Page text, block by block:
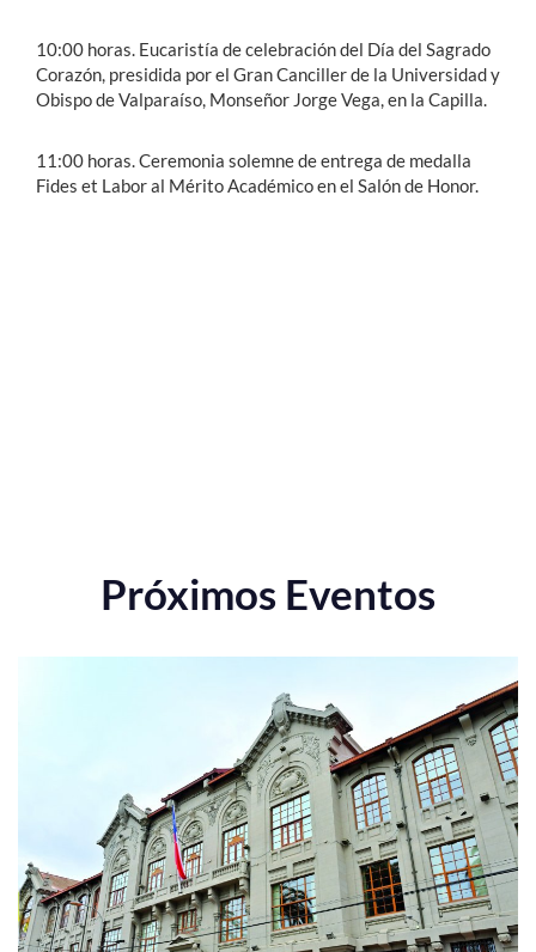
10:00 horas. Eucaristía de celebración del Día del Sagrado
Corazón, presidida por el Gran Canciller de la Universidad y
Obispo de Valparaíso, Monseñor Jorge Vega, en la Capilla.
11:00 horas. Ceremonia solemne de entrega de medalla
Fides et Labor al Mérito Académico en el Salón de Honor.
Próximos Eventos